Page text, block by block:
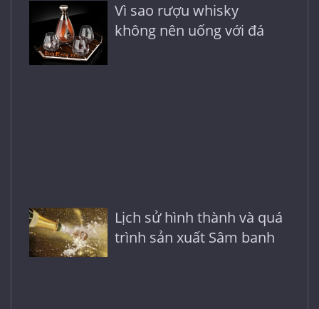
Vì sao rượu whisky
không nên uống với đá
Lịch sử hình thành và quá
trình sản xuất Sâm banh